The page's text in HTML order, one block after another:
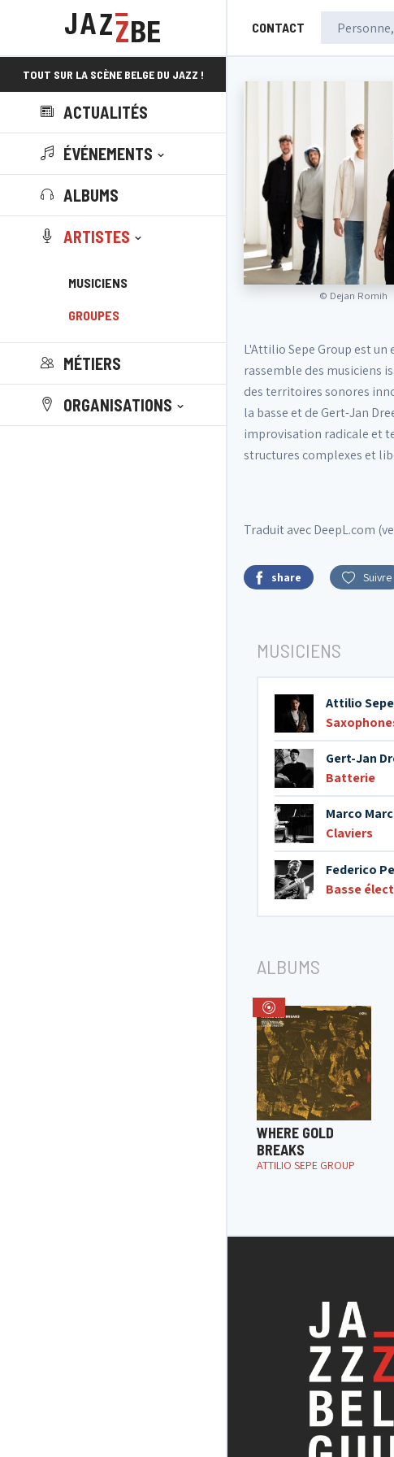
CONTACT
TOUT SUR LA SCÈNE BELGE DU JAZZ !
ACTUALITÉS
ÉVÉNEMENTS
ALBUMS
ARTISTES
MUSICIENS
GROUPES
MÉTIERS
ORGANISATIONS
© Dejan Romih
L'Attilio Sepe Group est
rassemble des musiciens
des territoires sonores
la basse et de Gert-Jan
improvisation radicale et
structures complexes et
Traduit avec DeepL.com
share Suivre
MUSICIENS
Attilio Sepe
Gert-Jan
Batterie
Marco
Claviers
Federico
Basse
ALBUMS
WHERE GOLD
BREAKS
ATTILIO SEPE GROUP